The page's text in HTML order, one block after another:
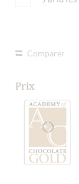
Comparer
Prix